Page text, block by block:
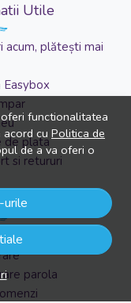
functionalitatea
cu Politica de
de a va oferi o
Utile
acum, plătești mai
Easybox
de plata
si retururi
parola